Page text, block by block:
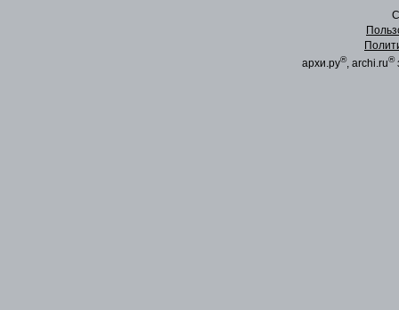
архи.ру®, archi.ru®